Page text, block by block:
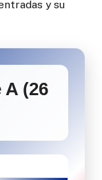
y su
(26